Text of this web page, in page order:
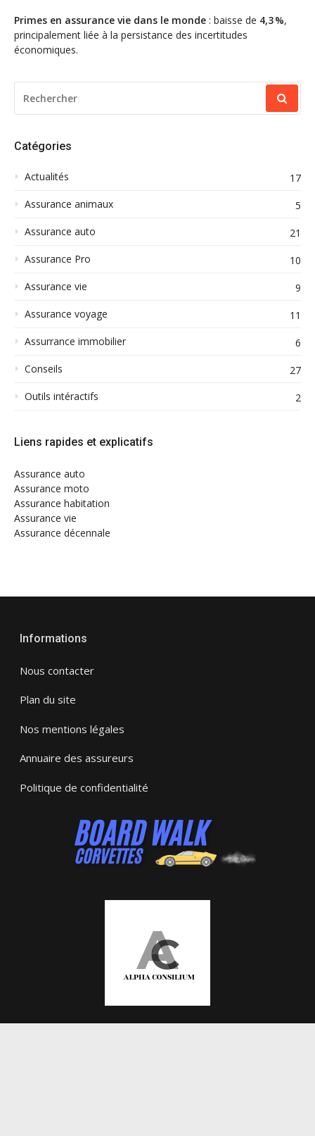
Primes en assurance vie dans le monde : baisse de 4,3 %,
principalement liée à la persistance des incertitudes
économiques.
POUR
:
Catégories
Actualités
17
Assurance animaux
5
Assurance auto
21
Assurance Pro
10
Assurance vie
9
Assurance voyage
11
Assurrance immobilier
6
Conseils
27
Outils intéractifs
2
Liens rapides et explicatifs
Assurance auto
Assurance moto
Assurance habitation
Assurance vie
Assurance décennale
Informations
Nous contacter
Plan du site
Nos mentions légales
Annuaire des assureurs
Politique de confidentialité